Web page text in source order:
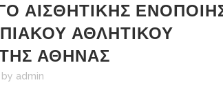
ΑΙΣΘΗΤΙΚΉΣ
ΑΘΛΗΤΙΚΟΎ
ΑΘΉΝΑΣ
by admin